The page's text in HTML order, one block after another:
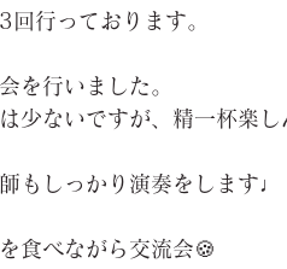
行っております。
を行いました。
少ないですが、精一杯楽
もしっかり演奏をします♩
食べながら交流会🍪